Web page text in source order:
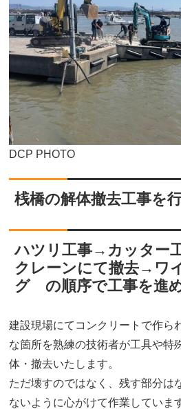
DCP PHOTO
桟橋の解体撤去工事を
ハツリ工事→カッター
クレーンにて撤去→ワ
グ の順序で工事を進
建設現場にてコンクリートで作ら
な箇所を熟練の技術者が工具や特
体・撤去いたします。
ただ壊すのではなく、残す部分は
ないように心がけて作業していま